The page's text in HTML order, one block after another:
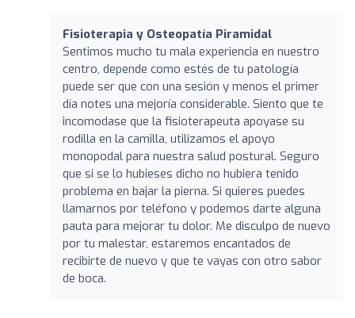
Fisioterapia y Osteopatía Piramidal
Sentimos mucho tu mala experiencia en nuestro
centro, depende como estés de tu patología
puede ser que con una sesión y menos el primer
día notes una mejoría considerable. Siento que te
incomodase que la fisioterapeuta apoyase su
rodilla en la camilla, utilizamos el apoyo
monopodal para nuestra salud postural. Seguro
que si se lo hubieses dicho no hubiera tenido
problema en bajar la pierna. Si quieres puedes
llamarnos por teléfono y podemos darte alguna
pauta para mejorar tu dolor. Me disculpo de nuevo
por tu malestar, estaremos encantados de
recibirte de nuevo y que te vayas con otro sabor
de boca.